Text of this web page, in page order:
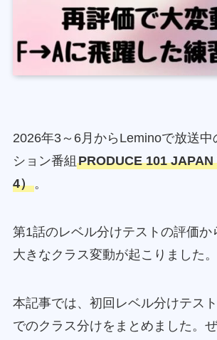
2026年3～6月からLeminoで放送中
ション番組PRODUCE 101
4）。
第1話のレベル分けテストの評価か
大きなクラス変動が起こりました。
本記事では、初回レベル分けテス
でのクラス分けをまとめました。